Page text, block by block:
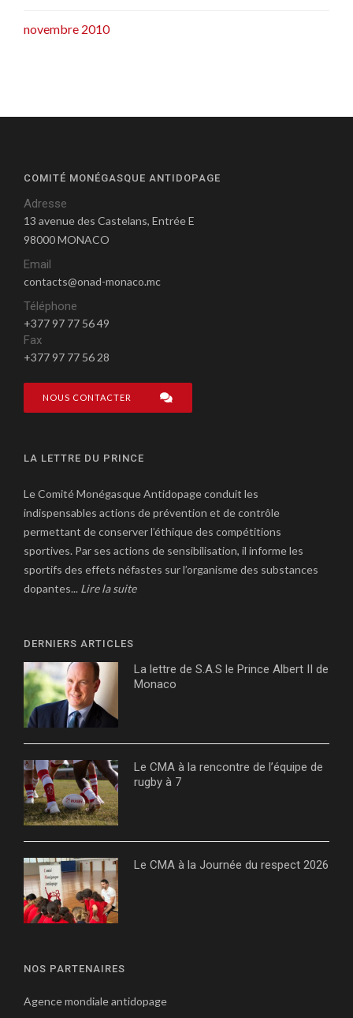
novembre 2010
COMITÉ MONÉGASQUE ANTIDOPAGE
Adresse
13 avenue des Castelans, Entrée E
98000 MONACO
Email
contacts@onad-monaco.mc
Téléphone
+377 97 77 56 49
Fax
+377 97 77 56 28
NOUS CONTACTER
LA LETTRE DU PRINCE
Le Comité Monégasque Antidopage conduit les
indispensables actions de prévention et de contrôle
permettant de conserver l’éthique des compétitions
sportives. Par ses actions de sensibilisation, il informe les
sportifs des effets néfastes sur l’organisme des substances
dopantes... Lire la suite
DERNIERS ARTICLES
La lettre de S.A.S le Prince Albert II de
Monaco
Le CMA à la rencontre de l’équipe de
rugby à 7
Le CMA à la Journée du respect 2026
NOS PARTENAIRES
Agence mondiale antidopage